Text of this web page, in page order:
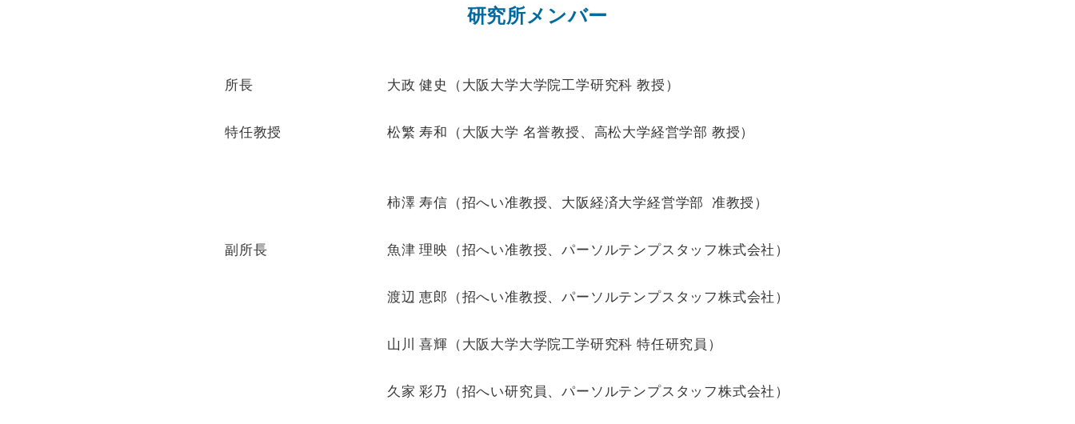
研究所メンバー
所長 大政 健史（大阪大学大学院工学研究科 教授）
特任教授 松繁 寿和（大阪大学 名誉教授、高松大学経営学部 教授）
柿澤 寿信（招へい准教授、大阪経済大学経営学部 准教授）
副所長 魚津 理映（招へい准教授、パーソルテンプスタッフ株式会社）
渡辺 恵郎（招へい准教授、パーソルテンプスタッフ株式会社）
山川 喜輝（大阪大学大学院工学研究科 特任研究員）
久家 彩乃（招へい研究員、パーソルテンプスタッフ株式会社）